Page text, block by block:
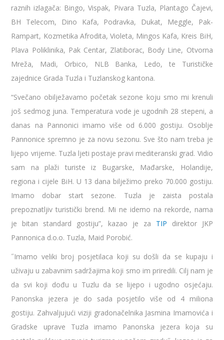
raznih izlagača: Bingo, Vispak, Pivara Tuzla, Plantago Čajevi,
BH Telecom, Dino Kafa, Podravka, Dukat, Meggle, Pak-
Rampart, Kozmetika Afrodita, Violeta, Mingos Kafa, Kreis BiH,
Plava Poliklinika, Pak Centar, Zlatiborac, Body Line, Otvorna
Mreža, Madi, Orbico, NLB Banka, Ledo, te Turističke
zajednice Grada Tuzla i Tuzlanskog kantona.
“Svečano obilježavamo početak sezone koju smo mi krenuli
još sedmog juna. Temperatura vode je ugodnih 28 stepeni, a
danas na Pannonici imamo više od 6.000 gostiju. Osoblje
Pannonice spremno je za novu sezonu. Sve što nam treba je
lijepo vrijeme. Tuzla ljeti postaje pravi mediteranski grad. Vidio
sam na plaži turiste iz Bugarske, Mađarske, Holandije,
regiona i cijele BiH. U 13 dana bilježimo preko 70.000 gostiju.
Imamo dobar start sezone. Tuzla je zaista postala
prepoznatljiv turistički brend. Mi ne idemo na rekorde, nama
je bitan standard gostiju”, kazao je za TIP direktor JKP
Pannonica d.o.o. Tuzla, Maid Porobić.
˝Imamo veliki broj posjetilaca koji su došli da se kupaju i
uživaju u zabavnim sadržajima koji smo im priredili. Cilj nam je
da svi koji dođu u Tuzlu da se lijepo i ugodno osjećaju.
Panonska jezera je do sada posjetilo više od 4 miliona
gostiju. Zahvaljujući viziji gradonačelnika Jasmina Imamovića i
Gradske uprave Tuzla imamo Panonska jezera koja su